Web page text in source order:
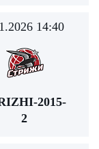
14:40
2015-
2